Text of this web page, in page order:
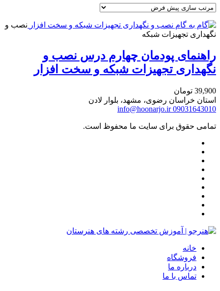
نصب و
نگهداری تجهیزات شبکه
راهنمای پودمان چهارم درس نصب و
نگهداری تجهیزات شبکه و سخت افزار
39,900 تومان
استان خراسان رضوی، مشهد، بلوار لادن
09031643010
info@hoonarjo.ir
تمامی حقوق برای سایت ما محفوظ است.
خانه
فروشگاه
درباره ما
تماس با ما